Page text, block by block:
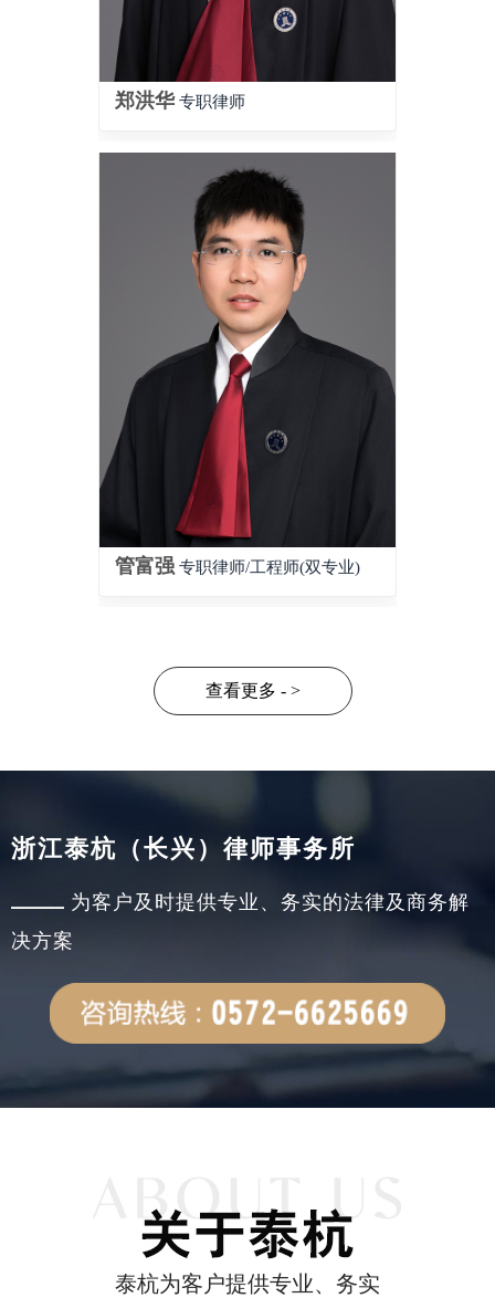
郑洪华 专职律师
管富强 专职律师/工程师(双专业)
查看更多 - >
浙江泰杭（长兴）律师事务所
为客户及时提供专业、务实的法律及商务解
决方案
泰杭为客户提供专业、务实